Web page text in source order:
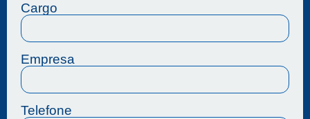
Cargo
Empresa
Telefone